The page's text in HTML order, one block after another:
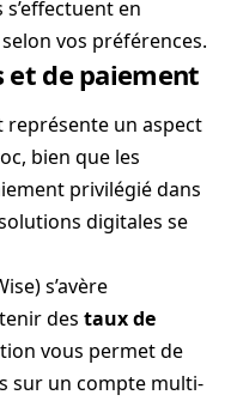
en
vos préférences.
et de paiement
représente un aspect
bien que les
privilégié dans
digitales se
s’avère
des taux de
vous permet de
sur un compte multi-